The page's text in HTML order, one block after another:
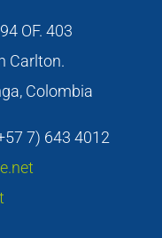
OF. 403
Carlton.
Colombia
7) 643 4012